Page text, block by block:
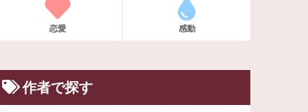
恋愛 感動
作者で探す